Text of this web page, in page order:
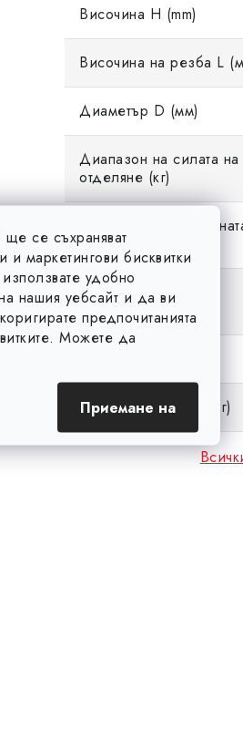
се съхраняват
маркетингови бисквитки
удобно
нашия уебсайт и да ви
предпочитанията
Можете да
Приемане на
Височина H (mm)
Височина на резба L
Диаметър D (мм)
Диапазон на силата на
отделяне (кг)
Диапазон на
устойчивост
Означение
Сила на отделяне (кг)